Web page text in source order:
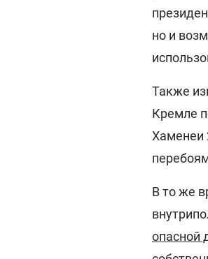
но и
Также
Кремле
Хаменеи
В то же
опасной